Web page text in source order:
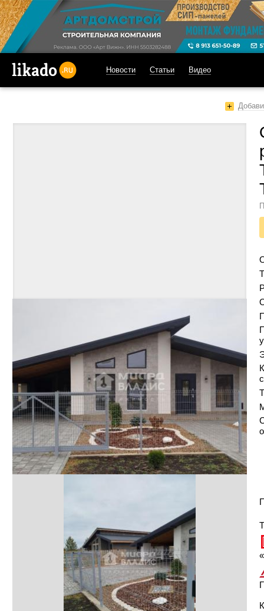
Новости Статьи Видео